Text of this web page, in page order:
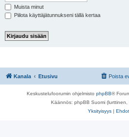
Muista minut
Piilota käyttäjätunnukseni tällä kertaa
Kanala Etusivu Poista
Keskustelufoorumin ohjelmisto phpBB®
Käännös: phpBB Suomi (lurttinen,
Yksityisyys | Ehdot